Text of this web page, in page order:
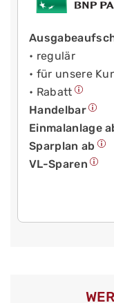
• regulär
• für unsere
• Rabatt
Handelbar
Einmalanlage
Sparplan ab
VL-Sparen